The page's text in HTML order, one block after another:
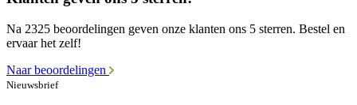
Na 2325 beoordelingen geven onze klanten ons 5 sterren. Bestel en
ervaar het zelf!
Naar beoordelingen
Nieuwsbrief